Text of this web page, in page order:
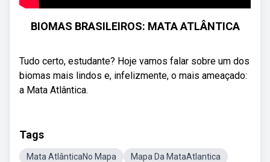
BIOMAS BRASILEIROS: MATA ATLÂNTICA
Tudo certo, estudante? Hoje vamos falar sobre um dos
biomas mais lindos e, infelizmente, o mais ameaçado:
a Mata Atlântica.
Tags
Mata AtlânticaNo Mapa
Mapa Da MataAtlantica